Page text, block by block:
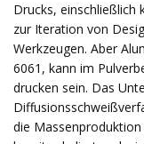
Drucks,
zur Iteration von
Werkzeugen. Aber
6061, kann im
drucken sein. Das
die